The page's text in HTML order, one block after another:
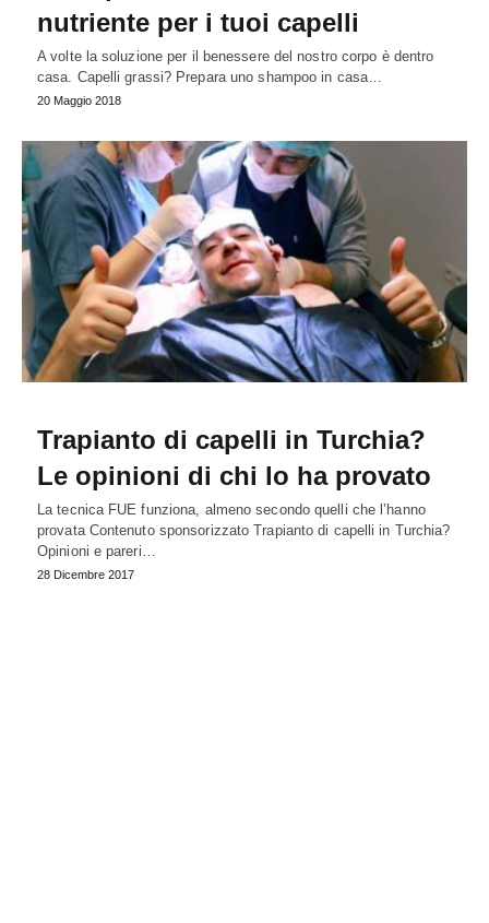
nutriente per i tuoi capelli
A volte la soluzione per il benessere del nostro corpo è dentro
casa. Capelli grassi? Prepara uno shampoo in casa…
20 Maggio 2018
Trapianto di capelli in Turchia?
Le opinioni di chi lo ha provato
La tecnica FUE funziona, almeno secondo quelli che l’hanno
provata Contenuto sponsorizzato Trapianto di capelli in Turchia?
Opinioni e pareri…
28 Dicembre 2017